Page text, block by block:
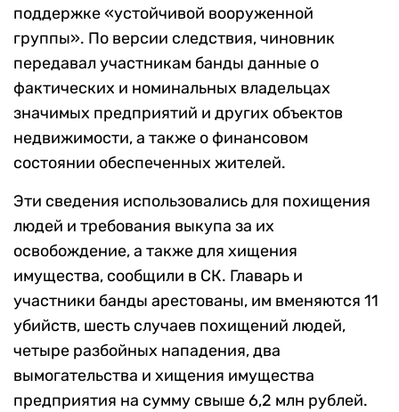
поддержке «устойчивой вооруженной
группы». По версии следствия, чиновник
передавал участникам банды данные о
фактических и номинальных владельцах
значимых предприятий и других объектов
недвижимости, а также о финансовом
состоянии обеспеченных жителей.
Эти сведения использовались для похищения
людей и требования выкупа за их
освобождение, а также для хищения
имущества, сообщили в СК. Главарь и
участники банды арестованы, им вменяются 11
убийств, шесть случаев похищений людей,
четыре разбойных нападения, два
вымогательства и хищения имущества
предприятия на сумму свыше 6,2 млн рублей.